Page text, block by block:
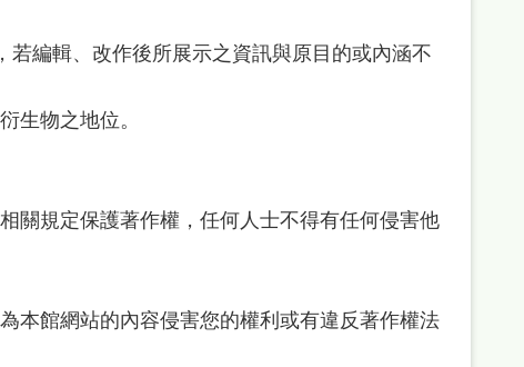
編輯、改作後所展示之資訊與原目的或內涵不
生物之地位。
關規定保護著作權，任何人士不得有任何侵害他
本館網站的內容侵害您的權利或有違反著作權法